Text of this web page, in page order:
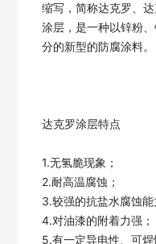
缩写，简称达克罗、
涂层，是一种以锌粉
分的新型的防腐涂料。
达克罗涂层特点
1.无氢脆现象；
2.耐高温腐蚀；
3.较强的抗盐水腐蚀能
4.对油漆的附着力强；
5.有一定导电性、可焊